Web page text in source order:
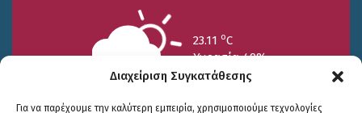
Διαχείριση Συγκατάθεσης
Για να παρέχουμε την καλύτερη εμπειρία, χρησιμοποιούμε τεχνολογίες
23.11 oC
Υγρασία 49%